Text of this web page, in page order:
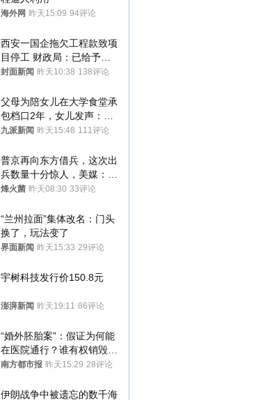
海外网 昨天15:09 94评论
西安一国企拖欠工程款致项
目停工 财政局：已给予处
分，正督促整改
封面新闻 昨天10:38 138评论
父母为陪女儿在大学食堂承
包档口2年，女儿发声：初
衷是为了陪伴，毕业后将不
九派新闻 昨天15:48 111评论
普京再向东方借兵，这次出
兵数量十分惊人，美媒：俄
朝要动真格？
烽火菌 昨天08:30 33评论
“兰州拉面”集体改名：门头
换了，玩法变了
界面新闻 昨天15:33 29评论
宇树科技发行价150.8元
澎湃新闻 昨天19:11 86评论
“婚外胚胎案”：假证为何能
在医院通行？谁有权销毁胚
胎？
南方都市报 昨天15:29 28评论
伊朗战争中被遗忘的数千海